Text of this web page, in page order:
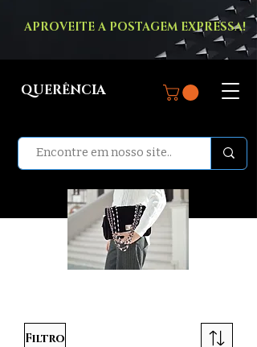
APROVEITE A POSTAGEM EXPRESSA!
QUERÊNCIA
Filtro